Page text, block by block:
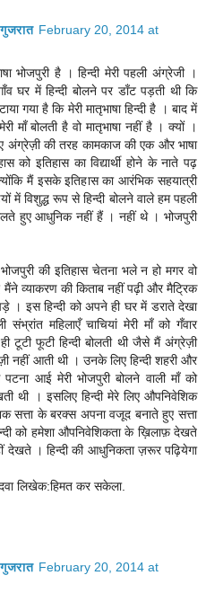
February 20, 2014 at
भोजपुरी है । हिन्दी मेरी पहली अंग्रेजी ।
घर में हिन्दी बोलने पर डाँट पड़ती थी कि
गया है कि मेरी मातृभाषा हिन्दी है । बाद में
माँ बोलती है वो मातृभाषा नहीं है । क्यों ।
अंग्रेज़ी की तरह कामकाज की एक और भाषा
को इतिहास का विद्यार्थी होने के नाते पढ़
मैं इसके इतिहास का आरंभिक सहयात्री
में विशुद्ध रूप से हिन्दी बोलने वाले हम पहली
हुए आधुनिक नहीं हैं । नहीं थे । भोजपुरी
की इतिहास चेतना भले न हो मगर वो
व्याकरण की किताब नहीं पढ़ी और मैट्रिक
। इस हिन्दी को अपने ही घर में डराते देखा
महिलाएँ चाचियां मेरी माँ को गँवार
टूटी फूटी हिन्दी बोलती थी जैसे मैं अंग्रेज़ी
नहीं आती थी । उनके लिए हिन्दी शहरी और
आई मेरी भोजपुरी बोलने वाली माँ को
थी । इसलिए हिन्दी मेरे लिए औपनिवेशिक
सत्ता के बरक्स अपना वजूद बनाते हुए सत्ता
को हमेशा औपनिवेशिकता के ख़िलाफ़ देखते
देखते । हिन्दी की आधुनिकता ज़रूर पढ़ियेगा
लिखेक:हिमत कर सकेला.
February 20, 2014 at